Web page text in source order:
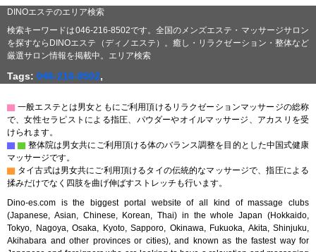
DINOエステのエリア検索
検索キーワードは046-216-8502です。全国のメンズエステ・マッサージサロン
を探すならDINOエステ（ディノエステ）。癒し・リラクゼーション・整体など
厳選サロン情報を掲載中。エリア検索
Tags: 046-216-8502,
▇ 一般エステとは男女ともにご利用頂けるリラクゼーションマッサージの総称
で、女性セラピストによる指圧、パウダーやオイルマッサージ、アカスリを受
けられます。
▇ ▇ 整体院は男女共にご利用頂ける体のバランス調整を目的とした中国式健康
マッサージです。
▇ タイ古式は男女共にご利用頂けるタイの伝統的なマッサージで、指圧による
揉みだけでなく四肢を曲げ伸ばすストレッチも行います。
Dino-es.com is the biggest portal website of all kind of massage clubs
(Japanese, Asian, Chinese, Korean, Thai) in the whole Japan (Hokkaido,
Tokyo, Nagoya, Osaka, Kyoto, Sapporo, Okinawa, Fukuoka, Akita, Shinjuku,
Akihabara and other provinces or cities), and known as the fastest way for